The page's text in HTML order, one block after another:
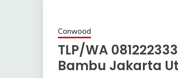
Conwood
TLP/WA
Bambu Jakarta